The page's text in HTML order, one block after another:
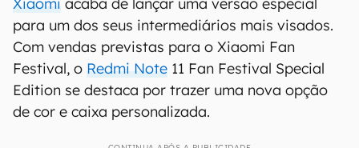
para um dos seus intermediários mais visados.
Com vendas previstas para o Xiaomi Fan
Festival, o Redmi Note 11 Fan Festival Special
Edition se destaca por trazer uma nova opção
de cor e caixa personalizada.